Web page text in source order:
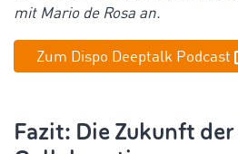
mit Mario de Rosa an.
Zum Dispo Deeptalk Podcast
Fazit: Die Zukunft